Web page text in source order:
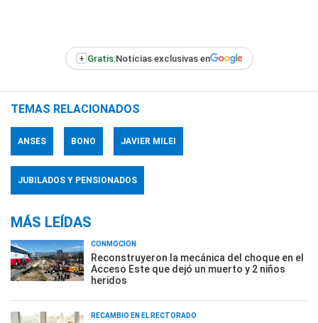
+ Gratis:Noticias exclusivas en
TEMAS RELACIONADOS
ANSES BONO JAVIER MILEI
JUBILADOS Y PENSIONADOS
MÁS LEÍDAS
CONMOCIÓN
Reconstruyeron la mecánica del choque en el
Acceso Este que dejó un muerto y 2 niños
heridos
RECAMBIO EN EL RECTORADO